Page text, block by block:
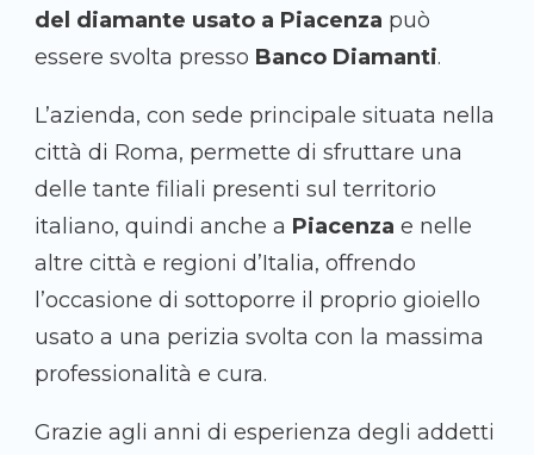
del diamante usato a Piacenza può
essere svolta presso Banco Diamanti.
L’azienda, con sede principale situata nella
città di Roma, permette di sfruttare una
delle tante filiali presenti sul territorio
italiano, quindi anche a Piacenza e nelle
altre città e regioni d’Italia, offrendo
l’occasione di sottoporre il proprio gioiello
usato a una perizia svolta con la massima
professionalità e cura.
Grazie agli anni di esperienza degli addetti